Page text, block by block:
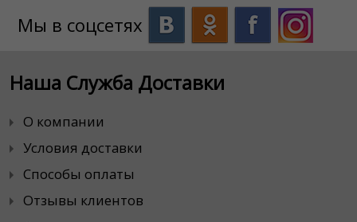
Мы в соцсетях
Наша Служба Доставки
О компании
Условия доставки
Способы оплаты
Отзывы клиентов